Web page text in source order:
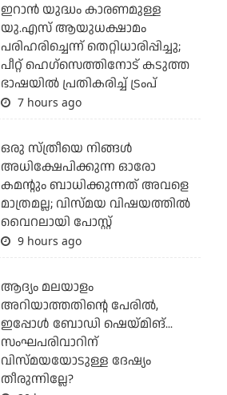
ഇറാന്‍ യുദ്ധം കാരണമുള്ള
യു.എസ് ആയുധക്ഷാമം
പരിഹരിച്ചെന്ന് തെറ്റിധാരിപ്പിച്ചു;
പീറ്റ് ഹെഗ്‌സെത്തിനോട് കടുത്ത
ഭാഷയില്‍ പ്രതികരിച്ച് ട്രംപ്
7 hours ago
ഒരു സ്ത്രീയെ നിങ്ങള്‍
അധിക്ഷേപിക്കുന്ന ഓരോ
കമന്റും ബാധിക്കുന്നത് അവളെ
മാത്രമല്ല; വിസ്മയ വിഷയത്തില്‍
വൈറലായി പോസ്റ്റ്
9 hours ago
ആദ്യം മലയാളം
അറിയാത്തതിന്റെ പേരില്‍,
ഇപ്പോള്‍ ബോഡി ഷെയ്മിങ്...
സംഘപരിവാറിന്
വിസ്മയയോടുള്ള ദേഷ്യം
തീരുന്നില്ലേ?